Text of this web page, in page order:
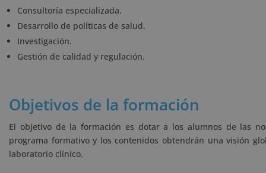
Consultoría especializada.
Desarrollo de políticas de salud.
Investigación.
Gestión de calidad y regulación.
Objetivos de la formación
El objetivo de la formación es dotar a los alumnos de las
programa formativo y los contenidos obtendrán una visión
laboratorio clínico.